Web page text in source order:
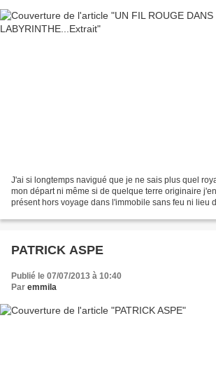
J'ai si longtemps navigué que je ne sais plus quel
mon départ ni même si de quelque terre originaire
présent hors voyage dans l'immobile sans feu ni lieu
PATRICK ASPE
Publié le 07/07/2013 à 10:40
Par emmila